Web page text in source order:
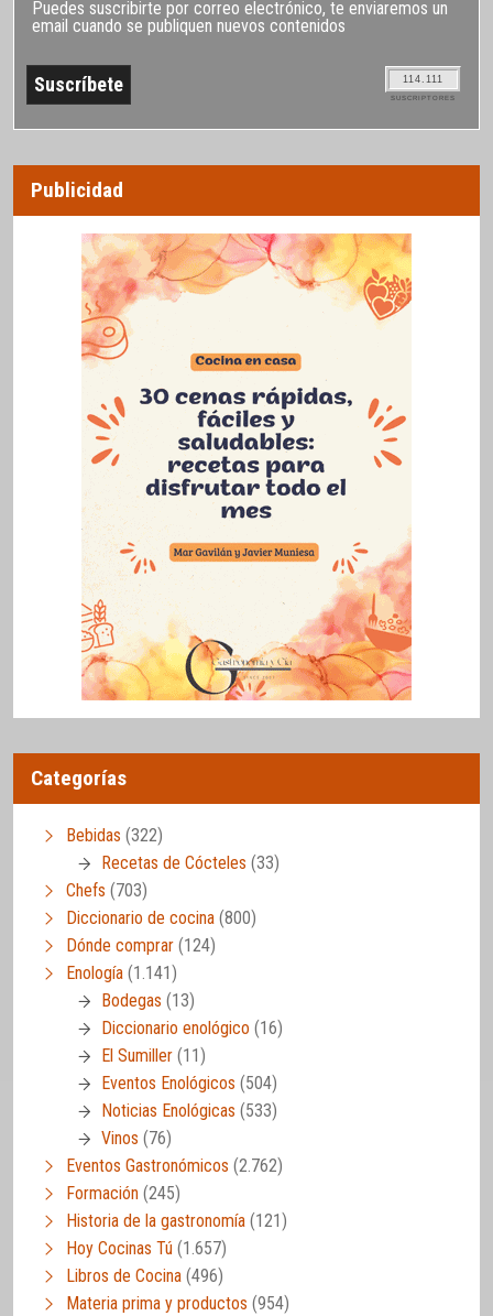
Puedes suscribirte por correo electrónico, te enviaremos un
email cuando se publiquen nuevos contenidos
114.111
SUSCRIPTORES
Publicidad
Categorías
Bebidas (322)
Recetas de Cócteles (33)
Chefs (703)
Diccionario de cocina (800)
Dónde comprar (124)
Enología (1.141)
Bodegas (13)
Diccionario enológico (16)
El Sumiller (11)
Eventos Enológicos (504)
Noticias Enológicas (533)
Vinos (76)
Eventos Gastronómicos (2.762)
Formación (245)
Historia de la gastronomía (121)
Hoy Cocinas Tú (1.657)
Libros de Cocina (496)
Materia prima y productos (954)